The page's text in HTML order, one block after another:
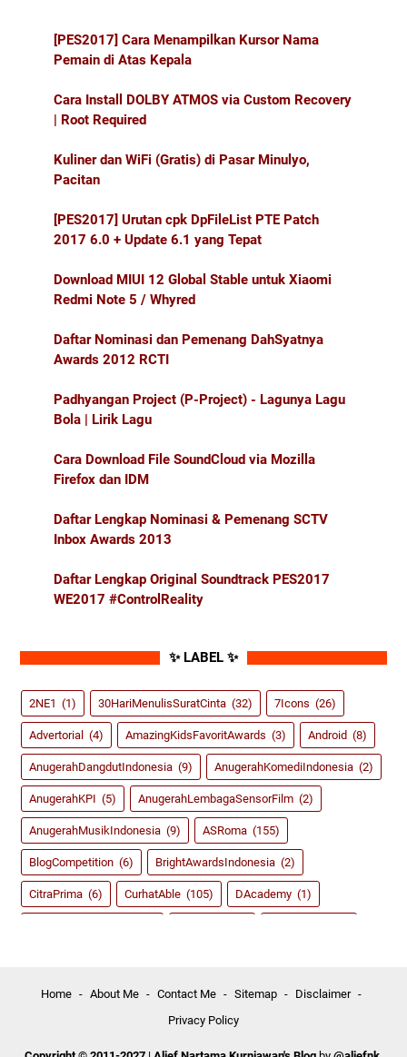
[PES2017] Cara Menampilkan Kursor Nama
Pemain di Atas Kepala
Cara Install DOLBY ATMOS via Custom Recovery
| Root Required
Kuliner dan WiFi (Gratis) di Pasar Minulyo,
Pacitan
[PES2017] Urutan cpk DpFileList PTE Patch
2017 6.0 + Update 6.1 yang Tepat
Download MIUI 12 Global Stable untuk Xiaomi
Redmi Note 5 / Whyred
Daftar Nominasi dan Pemenang DahSyatnya
Awards 2012 RCTI
Padhyangan Project (P-Project) - Lagunya Lagu
Bola | Lirik Lagu
Cara Download File SoundCloud via Mozilla
Firefox dan IDM
Daftar Lengkap Nominasi & Pemenang SCTV
Inbox Awards 2013
Daftar Lengkap Original Soundtrack PES2017
WE2017 #ControlReality
✨ LABEL ✨
2NE1 (1) 30HariMenulisSuratCinta (32) 7Icons (26)
Advertorial (4) AmazingKidsFavoritAwards (3) Android (8)
AnugerahDangdutIndonesia (9) AnugerahKomediIndonesia (2)
AnugerahKPI (5) AnugerahLembagaSensorFilm (2)
AnugerahMusikIndonesia (9) ASRoma (155)
BlogCompetition (6) BrightAwardsIndonesia (2)
CitraPrima (6) CurhatAble (105) DAcademy (1)
Game (135) Girlband (39) GirlsGeneration (5)
InboxAwardsSCTV
IndahDewiPertiwi (18) IndonesiaKidsChoiceAwards (3)
Home About Me Contact Me Sitemap
Disclaimer
Privacy Policy